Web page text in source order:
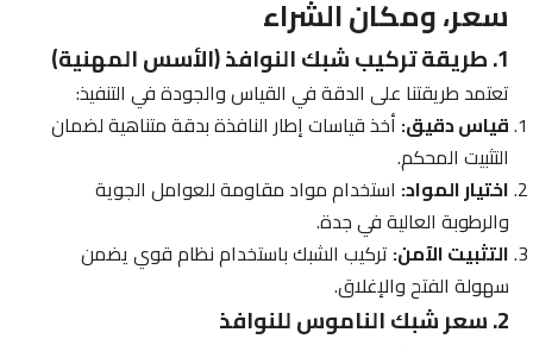
سعر، ومكان الشراء
1. طريقة تركيب شبك النوافذ (الأسس المهنية)
تعتمد طريقتنا على الدقة في القياس والجودة في التنفيذ:
قياس دقيق: أخذ قياسات إطار النافذة بدقة متناهية لضمان
التثبيت المحكم.
اختيار المواد: استخدام مواد مقاومة للعوامل الجوية
والرطوبة العالية في جدة.
التثبيت الآمن: تركيب الشبك باستخدام نظام قوي يضمن
سهولة الفتح والإغلاق.
2. سعر شبك الناموس للنوافذ